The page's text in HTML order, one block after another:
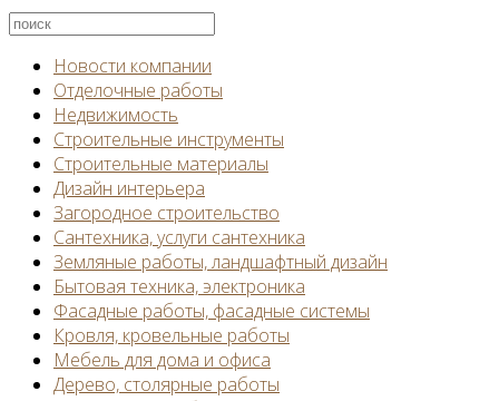
Новости компании
Отделочные работы
Недвижимость
Строительные инструменты
Строительные материалы
Дизайн интерьера
Загородное строительство
Сантехника, услуги сантехника
Земляные работы, ландшафтный дизайн
Бытовая техника, электроника
Фасадные работы, фасадные системы
Кровля, кровельные работы
Мебель для дома и офиса
Дерево, столярные работы